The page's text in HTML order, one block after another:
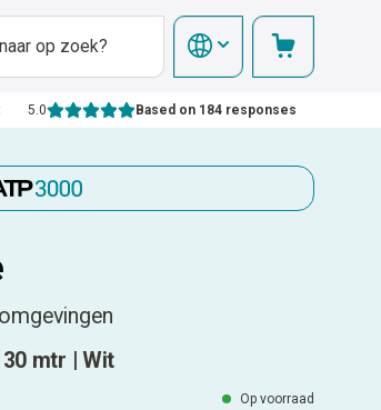
5.0 Based on 184 responses
mtr | Wit
Op voorraad